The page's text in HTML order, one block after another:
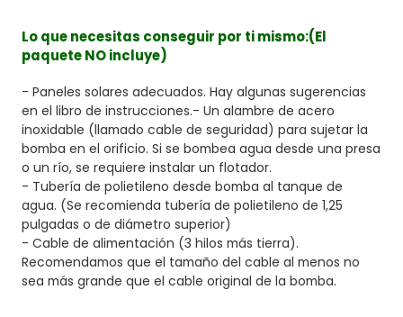
Lo que necesitas conseguir por ti mismo:(El
paquete NO incluye)
- Paneles solares adecuados. Hay algunas sugerencias
en el libro de instrucciones.- Un alambre de acero
inoxidable (llamado cable de seguridad) para sujetar la
bomba en el orificio. Si se bombea agua desde una presa
o un río, se requiere instalar un flotador.
- Tubería de polietileno desde bomba al tanque de
agua. (Se recomienda tubería de polietileno de 1,25
pulgadas o de diámetro superior)
- Cable de alimentación (3 hilos más tierra).
Recomendamos que el tamaño del cable al menos no
sea más grande que el cable original de la bomba.